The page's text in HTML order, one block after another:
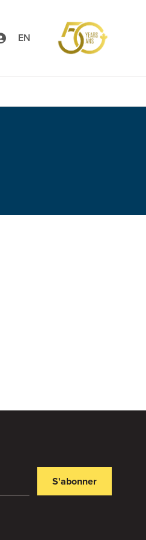
EN
S'abonner